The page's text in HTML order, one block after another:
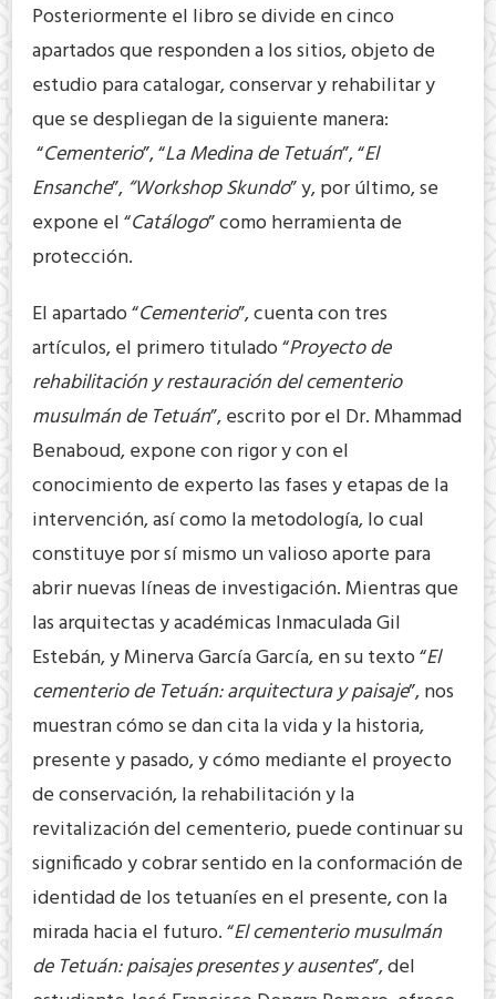
Posteriormente el libro se divide en cinco
apartados que responden a los sitios, objeto de
estudio para catalogar, conservar y rehabilitar y
que se despliegan de la siguiente manera:
“Cementerio”, “La Medina de Tetuán”, “El
Ensanche”, “Workshop Skundo” y, por último, se
expone el “Catálogo” como herramienta de
protección.
El apartado “Cementerio”, cuenta con tres
artículos, el primero titulado “Proyecto de
rehabilitación y restauración del cementerio
musulmán de Tetuán”, escrito por el Dr. Mhammad
Benaboud, expone con rigor y con el
conocimiento de experto las fases y etapas de la
intervención, así como la metodología, lo cual
constituye por sí mismo un valioso aporte para
abrir nuevas líneas de investigación. Mientras que
las arquitectas y académicas Inmaculada Gil
Estebán, y Minerva García García, en su texto “El
cementerio de Tetuán: arquitectura y paisaje”, nos
muestran cómo se dan cita la vida y la historia,
presente y pasado, y cómo mediante el proyecto
de conservación, la rehabilitación y la
revitalización del cementerio, puede continuar su
significado y cobrar sentido en la conformación de
identidad de los tetuaníes en el presente, con la
mirada hacia el futuro. “El cementerio musulmán
de Tetuán: paisajes presentes y ausentes”, del